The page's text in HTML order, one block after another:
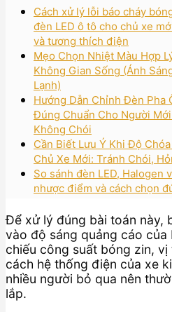
Cách xử lý lỗi báo cháy
đèn LED ô tô cho chủ xe
và tương thích điện
Mẹo Chọn Nhiệt Màu Hợp
Không Gian Sống (Ánh
Lạnh)
Hướng Dẫn Chỉnh Đèn Pha
Đúng Chuẩn Cho Người
Không Chói
Cần Biết Lưu Ý Khi Độ
Chủ Xe Mới: Tránh Chói,
So sánh đèn LED, Halogen
nhược điểm và cách chọn
Để xử lý đúng bài toán này,
vào độ sáng quảng cáo của
chiếu công suất bóng zin,
cách hệ thống điện của xe
nhiều người bỏ qua nên
lắp.